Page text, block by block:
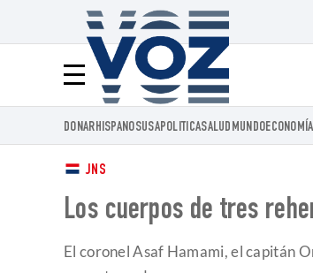
Menú
Voz.us
DONARHISPANOSUSAPOLITICASALUD MUNDOECONOMÍA
JNS
Los cuerpos de tres
El coronel Asaf Hamami, el capitán